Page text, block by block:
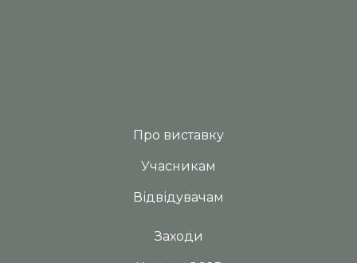
Про виставку
Учасникам
Відвідувачам
Заходи